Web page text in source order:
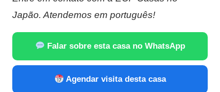
Japão. Atendemos em português!
Falar sobre esta casa no WhatsApp
Agendar visita desta casa